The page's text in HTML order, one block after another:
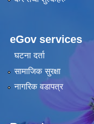
eGov services
घटना दर्ता
सामाजिक सुरक्षा
नागरिक वडापत्र